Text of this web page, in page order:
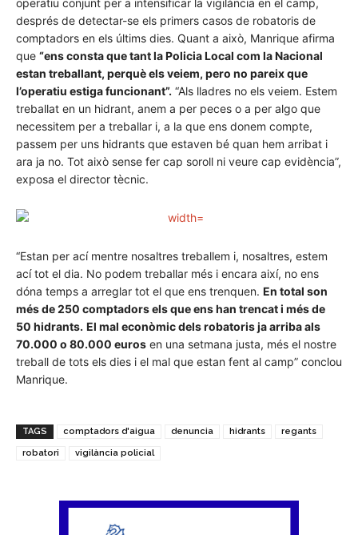
després de detectar-se els primers casos de robatoris de
comptadors en els últims dies. Quant a això, Manrique afirma
que “ens consta que tant la Policia Local com la Nacional
estan treballant, perquè els veiem, pero no pareix que
l’operatiu estiga funcionant”. “Als lladres no els veiem. Estem
treballat en un hidrant, anem a per peces o a per algo que
necessitem per a treballar i, a la que ens donem compte,
passem per uns hidrants que estaven bé quan hem arribat i
ara ja no. Tot això sense fer cap soroll ni veure cap evidència”,
exposa el director tècnic.
“Estan per ací mentre nosaltres treballem i, nosaltres, estem
ací tot el dia. No podem treballar més i encara així, no ens
dóna temps a arreglar tot el que ens trenquen. En total son
més de 250 comptadors els que ens han trencat i més de
50 hidrants. El mal econòmic dels robatoris ja arriba als
70.000 o 80.000 euros en una setmana justa, més el nostre
treball de tots els dies i el mal que estan fent al camp” conclou
Manrique.
TAGS comptadors d'aigua denuncia hidrants regants
robatori vigilància policial